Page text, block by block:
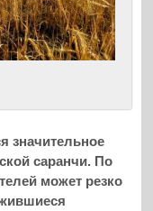
значительное
саранчи. По
может резко